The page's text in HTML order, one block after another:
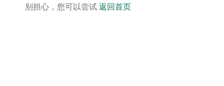
别担心，您可以尝试返回首页